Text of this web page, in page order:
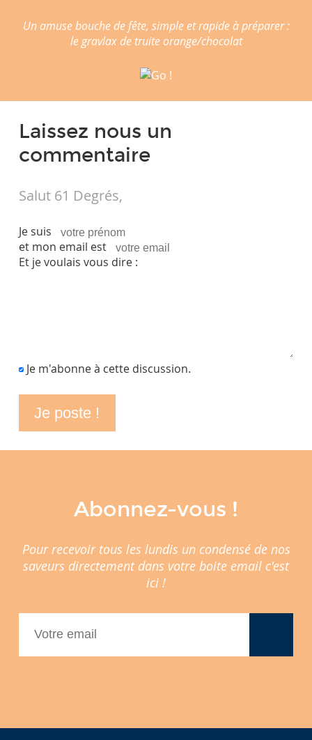
Un amuse bouche de fête, simple et rapide à préparer :
le gravlax de truite orange/chocolat
Laissez nous un
commentaire
Salut 61 Degrés,
Je suis
et mon email est
Et je voulais vous dire :
Je m'abonne à cette discussion.
Abonnez-vous !
Pour recevoir tous les lundis un condensé de nos
saveurs directement dans votre boite email c'est
ici !